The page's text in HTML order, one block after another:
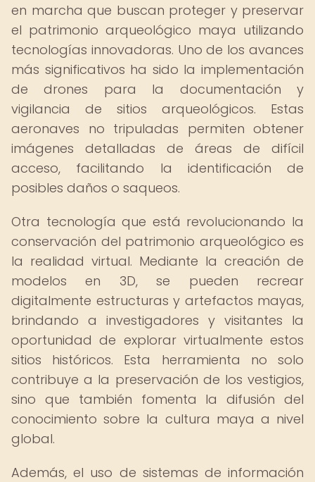
en marcha que buscan proteger y preservar
el patrimonio arqueológico maya utilizando
tecnologías innovadoras. Uno de los avances
más significativos ha sido la implementación
de drones para la documentación y
vigilancia de sitios arqueológicos. Estas
aeronaves no tripuladas permiten obtener
imágenes detalladas de áreas de difícil
acceso, facilitando la identificación de
posibles daños o saqueos.
Otra tecnología que está revolucionando la
conservación del patrimonio arqueológico es
la realidad virtual. Mediante la creación de
modelos en 3D, se pueden recrear
digitalmente estructuras y artefactos mayas,
brindando a investigadores y visitantes la
oportunidad de explorar virtualmente estos
sitios históricos. Esta herramienta no solo
contribuye a la preservación de los vestigios,
sino que también fomenta la difusión del
conocimiento sobre la cultura maya a nivel
global.
Además, el uso de sistemas de información